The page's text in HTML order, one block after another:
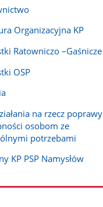
Organizacyjna KP
Ratowniczo –Gaśnicze
OSP
na rzecz poprawy
osobom ze
potrzebami
KP PSP Namysłów